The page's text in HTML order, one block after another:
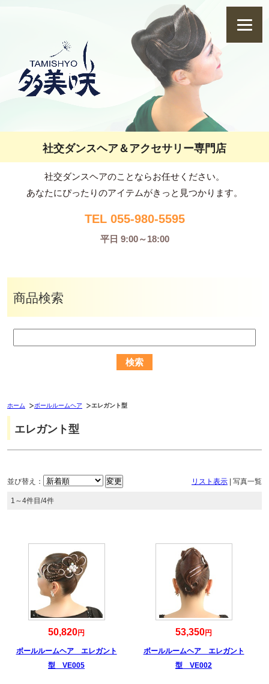
社交ダンスヘア＆アクセサリー専門店
社交ダンスヘアのことならお任せください。
あなたにぴったりのアイテムがきっと見つかります。
TEL 055-980-5595
平日 9:00～18:00
商品検索
ホーム ボールルームヘア エレガント型
エレガント型
リスト表示 写真一覧
並び替え：
1～4件目/4件
50,820円
ボールルームヘア エレガント
型 VE005
53,350円
ボールルームヘア エレガント
型 VE002